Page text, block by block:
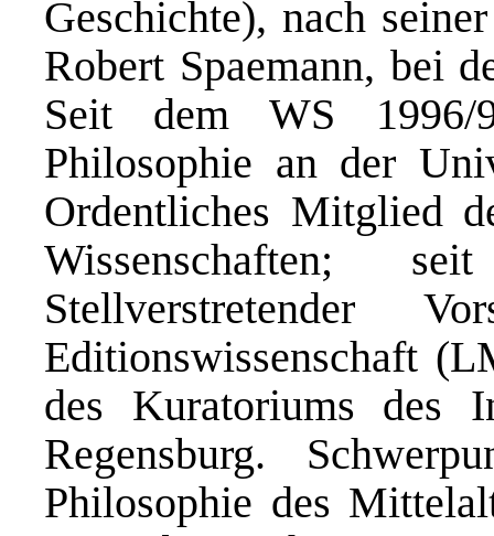
Geschichte), nach
Robert Spaemann, bei
Seit dem WS
Philosophie an der
Ordentliches Mitglied
Wissenschaften;
Stellverstretender
Editionswissenschaft
des Kuratoriums des
Regensburg.
Philosophie des